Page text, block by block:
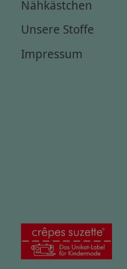
Nähkästchen
Unsere Stoffe
Impressum